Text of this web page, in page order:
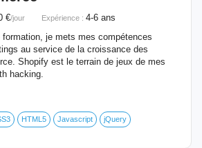
€/jour Expérience : 4-6 ans
formation, je mets mes compétences
au service de la croissance des
Shopify est le terrain de jeux de mes
hacking.
HTML5 Javascript jQuery